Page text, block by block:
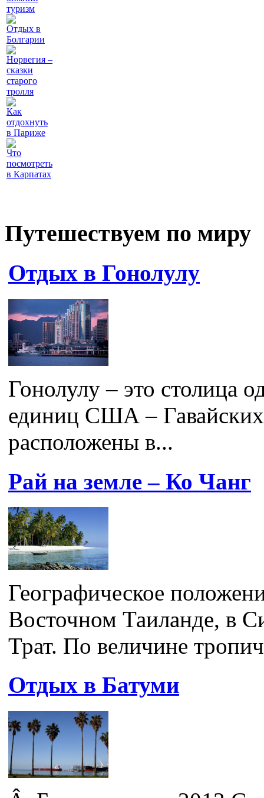
туризм
Отдых в
Болгарии
Норвегия –
сказки
старого
тролля
Как
отдохнуть
в Париже
Что
посмотреть
в Карпатах
Путешествуем по миру
Отдых в Гонолулу
Гонолулу – это столица
единиц США – Гавайских
расположены в...
Рай на земле – Ко Чанг
Географическое
Восточном Таиланде, в
Трат. По величине
Отдых в Батуми